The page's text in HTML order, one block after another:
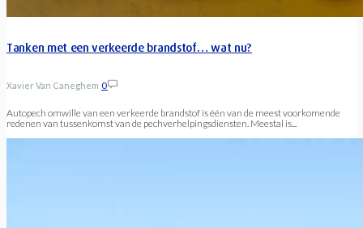
Tanken met een verkeerde brandstof… wat nu?
Xavier Van Caneghem 0
Autopech omwille van een verkeerde brandstof is één van de meest voorkomende
redenen van tussenkomst van de pechverhelpingsdiensten. Meestal is...